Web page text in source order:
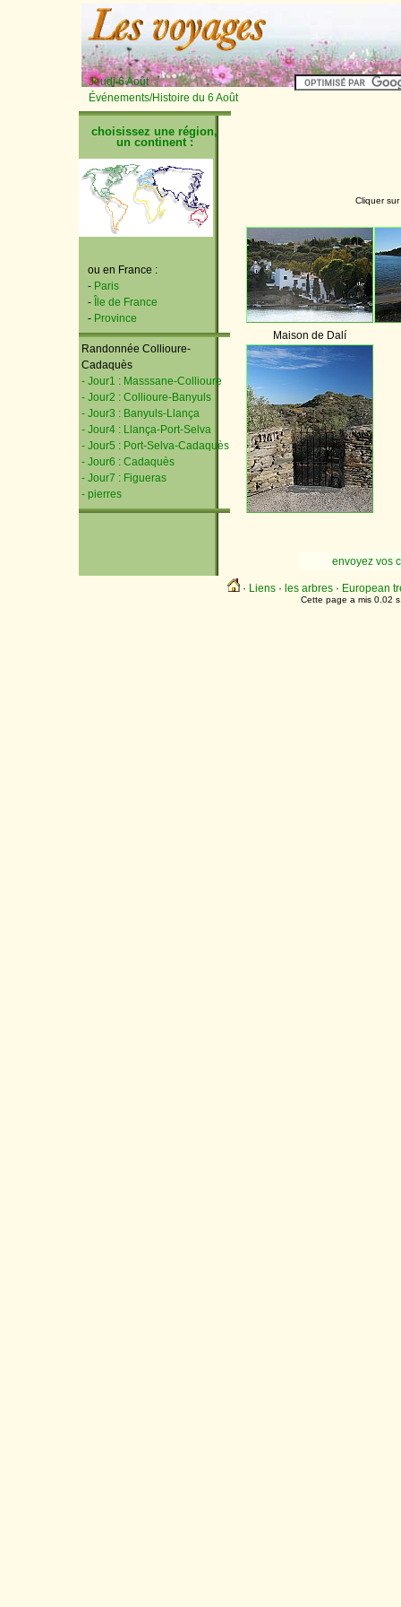
Jeudi 6 Août
Événements/Histoire du 6 Août
choisissez une région,
un continent :
ou en France :
- Paris
-
Île de France
- Province
Randonnée Collioure-
Cadaquès
- Jour1 : Masssane-Collioure
- Jour2 : Collioure-Banyuls
- Jour3 : Banyuls-Llança
- Jour4 : Llança-Port-Selva
- Jour5 : Port-Selva-Cadaquès
- Jour6 : Cadaquès
- Jour7 : Figueras
- pierres
Cliquer
Maison de Dalí
envoyez vos
· Liens· les arbres· European
Cette page a mis 0.02